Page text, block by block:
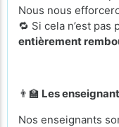
Nous nous
🔁 Si cela n’est pas
entièrement
👨‍🏫 Les
Nos enseignants